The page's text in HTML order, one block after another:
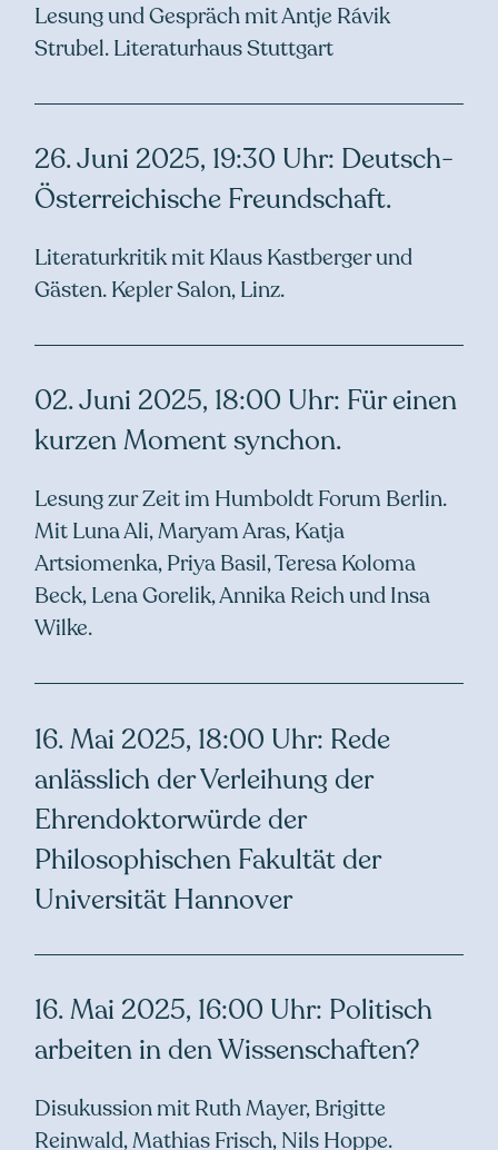
Lesung und Gespräch mit Antje Rávik
Strubel. Literaturhaus Stuttgart
26. Juni 2025, 19:30 Uhr: Deutsch-
Österreichische Freundschaft.
Literaturkritik mit Klaus Kastberger und
Gästen. Kepler Salon, Linz.
02. Juni 2025, 18:00 Uhr: Für einen
kurzen Moment synchon.
Lesung zur Zeit im Humboldt Forum Berlin.
Mit Luna Ali, Maryam Aras, Katja
Artsiomenka, Priya Basil, Teresa Koloma
Beck, Lena Gorelik, Annika Reich und Insa
Wilke.
16. Mai 2025, 18:00 Uhr: Rede
anlässlich der Verleihung der
Ehrendoktorwürde der
Philosophischen Fakultät der
Universität Hannover
16. Mai 2025, 16:00 Uhr: Politisch
arbeiten in den Wissenschaften?
Disukussion mit Ruth Mayer, Brigitte
Reinwald, Mathias Frisch, Nils Hoppe.